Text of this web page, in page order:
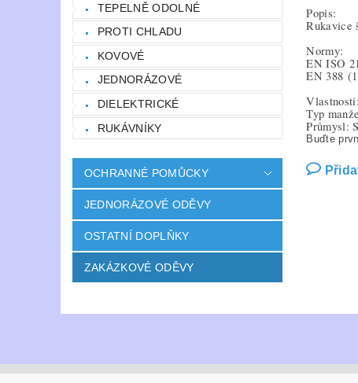
TEPELNĚ ODOLNÉ
PROTI CHLADU
KOVOVÉ
JEDNORÁZOVÉ
DIELEKTRICKÉ
RUKÁVNÍKY
OCHRANNÉ POMŮCKY
JEDNORÁZOVÉ ODĚVY
OSTATNÍ DOPLŇKY
ZAKÁZKOVÉ ODĚVY
Popis:
Rukavice
Normy:
EN ISO
EN 388
Vlastnosti:
Typ
Průmysl:
Buďte